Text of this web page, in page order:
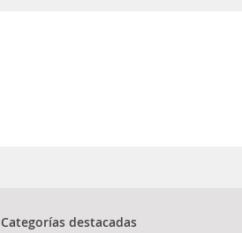
Categorías destacadas